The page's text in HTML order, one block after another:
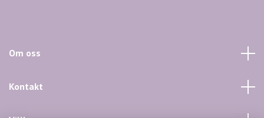
Om oss
Kontakt